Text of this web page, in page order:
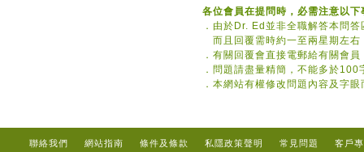
各位會員在提問時，必需注意以下
． 由於Dr. Ed並非全職解答本問
而且回覆需時約一至兩星期左右
． 有關回覆會直接電郵給有關會
． 問題請盡量精簡，不能多於100
． 本網站有權修改問題內容及字眼
聯絡我們 網站指南 條件及條款 私隱政策聲明 常見問題 客戶